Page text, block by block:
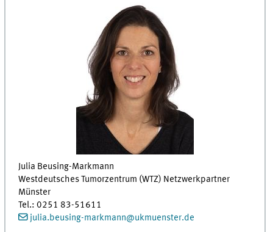
Julia Beusing-Markmann
Westdeutsches Tumorzentrum (WTZ) Netzwerkpartner
Münster
Tel.: 0251 83-51611
julia.beusing-markmann@ukmuenster.de